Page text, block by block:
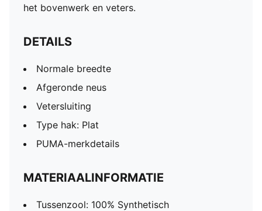
het bovenwerk en veters.
DETAILS
Normale breedte
Afgeronde neus
Vetersluiting
Type hak: Plat
PUMA-merkdetails
MATERIAALINFORMATIE
Tussenzool: 100% Synthetisch